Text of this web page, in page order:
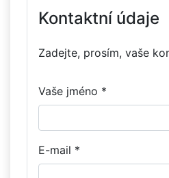
Kontaktní údaje
Zadejte, prosím, vaše
Vaše jméno *
E-mail *